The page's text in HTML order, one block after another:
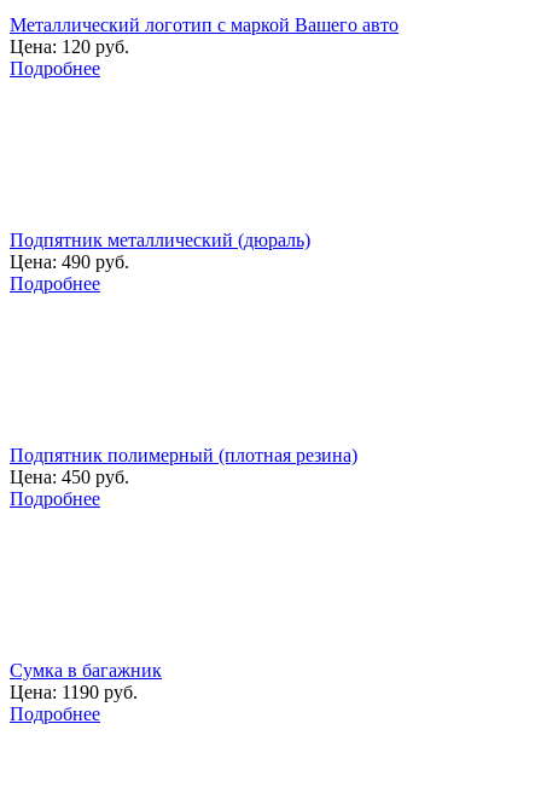
Металлический логотип с маркой Вашего авто
Цена: 120 руб.
Подробнее
Подпятник металлический (дюраль)
Цена: 490 руб.
Подробнее
Подпятник полимерный (плотная резина)
Цена: 450 руб.
Подробнее
Сумка в багажник
Цена: 1190 руб.
Подробнее